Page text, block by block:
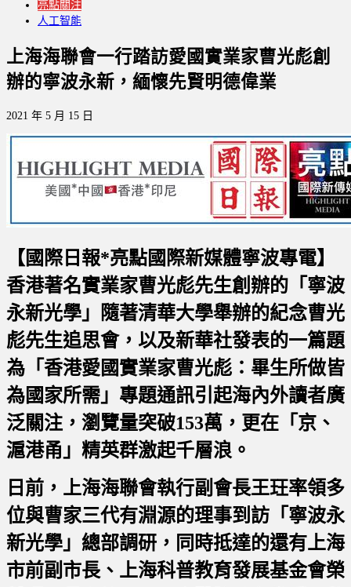
亮點關注
人工智能
上海海聯會一行踏訪愛國實業家曹光彪創
辦的寧波永新，緬懷先賢明德偉業
2021 年 5 月 15 日
【國際日報*亮點國際新媒體寧波專電】
香港著名實業家曹光彪先生創辦的「寧波
永新光學」隨著清華大學舉辦的紀念曹光
彪先生追思會，以及新華社發表的一篇題
為「香港愛國實業家曹光彪：畢生所做皆
為國家所需」專題通訊引起海內外讀者廣
泛關注，瀏覽量突破153萬，更在「京、
滬港甬」精英群激起千層浪。
日前，上海海聯會執行副會長王玨率領多
位與曹家三代有淵源的理事到訪「寧波永
新光學」總部調研，同時抵達的還有上海
市前副市長、上海科普教育發展基金會榮